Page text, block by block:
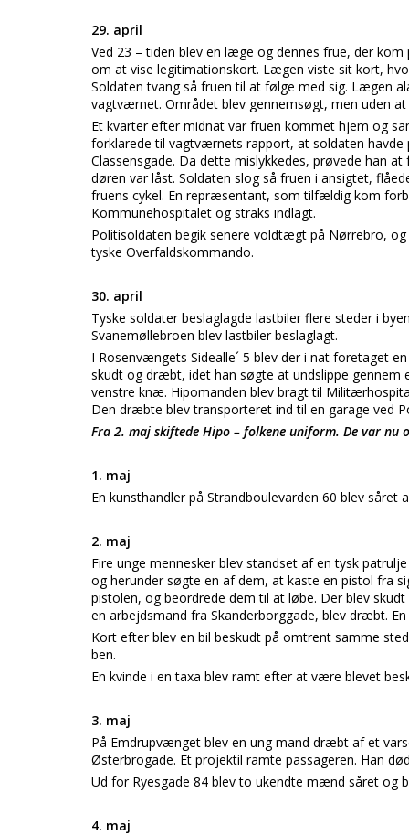
29. april
Ved 23 – tiden blev en læge og dennes frue, der
om at vise legitimationskort. Lægen viste sit kort,
Soldaten tvang så fruen til at følge med sig. Lægen
vagtværnet. Området blev gennemsøgt, men uden
Et kvarter efter midnat var fruen kommet hjem og
forklarede til vagtværnets rapport, at soldaten
Classensgade. Da dette mislykkedes, prøvede han
døren var låst. Soldaten slog så fruen i ansigtet,
fruens cykel. En repræsentant, som tilfældig kom
Kommunehospitalet og straks indlagt.
Politisoldaten begik senere voldtægt på Nørrebro,
tyske Overfaldskommando.
30. april
Tyske soldater beslaglagde lastbiler flere steder i
Svanemøllebroen blev lastbiler beslaglagt.
I Rosenvængets Sidealle´ 5 blev der i nat foretaget
skudt og dræbt, idet han søgte at undslippe gennem
venstre knæ. Hipomanden blev bragt til
Den dræbte blev transporteret ind til en garage ved
Fra 2. maj skiftede Hipo – folkene uniform. De var nu
1. maj
En kunsthandler på Strandboulevarden 60 blev såret
2. maj
Fire unge mennesker blev standset af en tysk
og herunder søgte en af dem, at kaste en pistol fra
pistolen, og beordrede dem til at løbe. Der blev
en arbejdsmand fra Skanderborggade, blev dræbt.
Kort efter blev en bil beskudt på omtrent samme
ben.
En kvinde i en taxa blev ramt efter at være blevet
3. maj
På Emdrupvænget blev en ung mand dræbt af et
Østerbrogade. Et projektil ramte passageren. Han
Ud for Ryesgade 84 blev to ukendte mænd såret og
4. maj